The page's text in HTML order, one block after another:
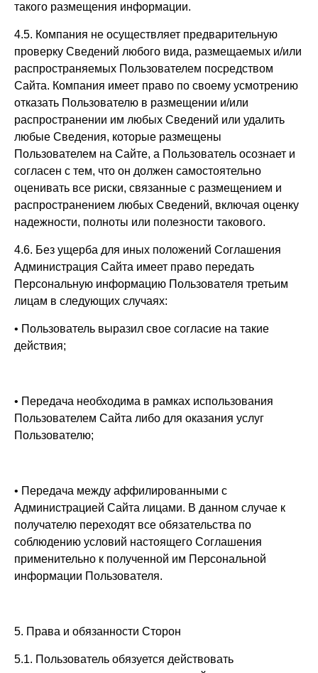
такого размещения информации.
4.5. Компания не осуществляет предварительную
проверку Сведений любого вида, размещаемых и/или
распространяемых Пользователем посредством
Сайта. Компания имеет право по своему усмотрению
отказать Пользователю в размещении и/или
распространении им любых Сведений или удалить
любые Сведения, которые размещены
Пользователем на Сайте, а Пользователь осознает и
согласен с тем, что он должен самостоятельно
оценивать все риски, связанные с размещением и
распространением любых Сведений, включая оценку
надежности, полноты или полезности такового.
4.6. Без ущерба для иных положений Соглашения
Администрация Сайта имеет право передать
Персональную информацию Пользователя третьим
лицам в следующих случаях:
• Пользователь выразил свое согласие на такие
действия;
• Передача необходима в рамках использования
Пользователем Сайта либо для оказания услуг
Пользователю;
• Передача между аффилированными с
Администрацией Сайта лицами. В данном случае к
получателю переходят все обязательства по
соблюдению условий настоящего Соглашения
применительно к полученной им Персональной
информации Пользователя.
5. Права и обязанности Сторон
5.1. Пользователь обязуется действовать